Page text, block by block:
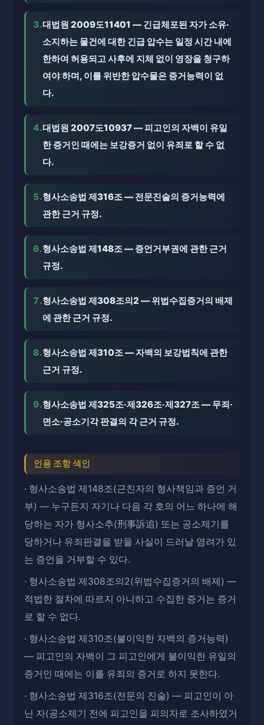
3.대법원 2009도11401 — 긴급체포된 자가 소유·
소지하는 물건에 대한 긴급 압수는 일정 시간 내에
한하여 허용되고 사후에 지체 없이 영장을 청구하
여야 하며, 이를 위반한 압수물은 증거능력이 없
다.
4.대법원 2007도10937 — 피고인의 자백이 유일
한 증거인 때에는 보강증거 없이 유죄로 할 수 없
다.
5.형사소송법 제316조 — 전문진술의 증거능력에
관한 근거 규정.
6.형사소송법 제148조 — 증언거부권에 관한 근거
규정.
7.형사소송법 제308조의2 — 위법수집증거의 배제
에 관한 근거 규정.
8.형사소송법 제310조 — 자백의 보강법칙에 관한
근거 규정.
9.형사소송법 제325조·제326조·제327조 — 무죄·
면소·공소기각 판결의 각 근거 규정.
인용 조항 색인
· 형사소송법 제148조(근친자의 형사책임과 증언 거
부) — 누구든지 자기나 다음 각 호의 어느 하나에 해
당하는 자가 형사소추(刑事訴追) 또는 공소제기를
당하거나 유죄판결을 받을 사실이 드러날 염려가 있
는 증언을 거부할 수 있다.
· 형사소송법 제308조의2(위법수집증거의 배제) —
적법한 절차에 따르지 아니하고 수집한 증거는 증거
로 할 수 없다.
· 형사소송법 제310조(불이익한 자백의 증거능력)
— 피고인의 자백이 그 피고인에게 불이익한 유일의
증거인 때에는 이를 유죄의 증거로 하지 못한다.
· 형사소송법 제316조(전문의 진술) — 피고인이 아
닌 자(공소제기 전에 피고인을 피의자로 조사하였거